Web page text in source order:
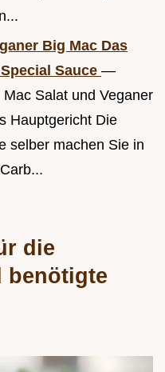
Big Mac Das
Sauce —
Salat und Veganer
Hauptgericht Die
selber machen Sie in
die
benötigte